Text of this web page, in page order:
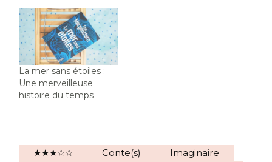
La mer sans étoiles :
Une merveilleuse
histoire du temps
★★★☆☆ Conte(s)
Imaginaire